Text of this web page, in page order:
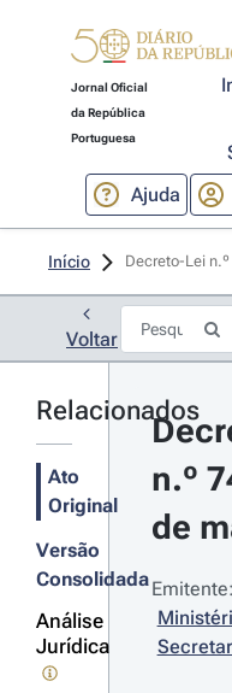
Jornal Oficial
da República
Portuguesa
Ajuda
Início Decreto-Lei
Voltar
Relacionados
Ato
Original
Versão
Consolidada
Análise
Jurídica
n.º
de
Emitente: